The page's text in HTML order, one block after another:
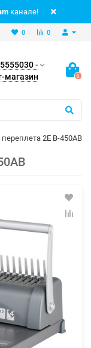
канале!
0
0
-
магазин
0
2E B-450AB